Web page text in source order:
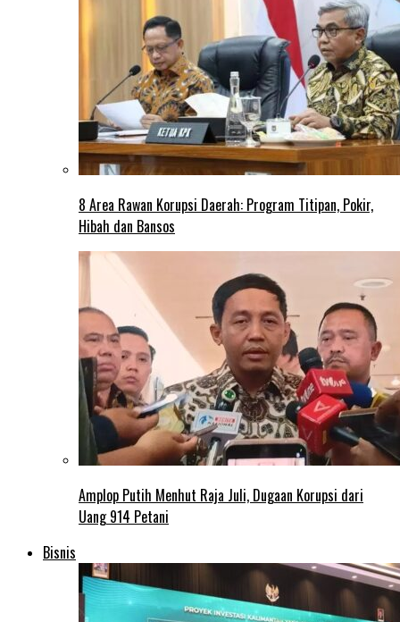
8 Area Rawan Korupsi Daerah: Program Titipan, Pokir,
Hibah dan Bansos
Amplop Putih Menhut Raja Juli, Dugaan Korupsi dari
Uang 914 Petani
Bisnis